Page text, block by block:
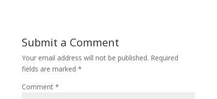
Submit a Comment
Your email address will not be published. Required
fields are marked *
Comment *